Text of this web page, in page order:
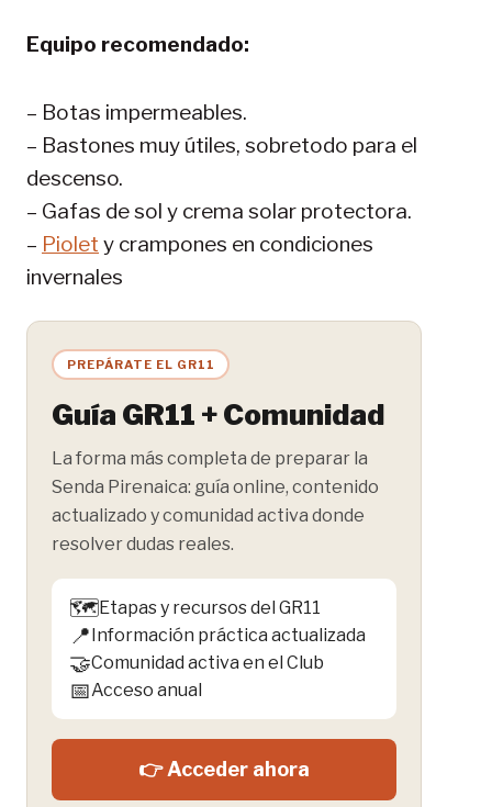
Equipo recomendado:
– Botas impermeables.
– Bastones muy útiles, sobretodo para el
descenso.
– Gafas de sol y crema solar protectora.
– Piolet y crampones en condiciones
invernales
PREPÁRATE EL GR11
Guía GR11 + Comunidad
La forma más completa de preparar la
Senda Pirenaica: guía online, contenido
actualizado y comunidad activa donde
resolver dudas reales.
🗺️Etapas y recursos del GR11
📍Información práctica actualizada
🤝Comunidad activa en el Club
📅Acceso anual
👉 Acceder ahora